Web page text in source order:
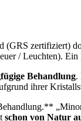
zertifiziert)
/ Leuchten).
Behandlung.
ihrer
schon von Natur